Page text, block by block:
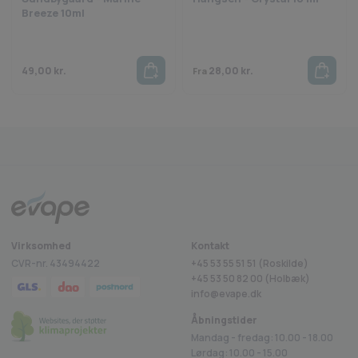
Breeze 10ml
49,00 kr. Fra 28,00 kr.
Virksomhed
CVR-nr. 43494422
Kontakt
+45 53 55 51 51 (Roskilde)
+45 53 50 82 00 (Holbæk)
info@evape.dk
Åbningstider
Mandag - fredag: 10.00 - 18.00
Lørdag: 10.00 - 15.00